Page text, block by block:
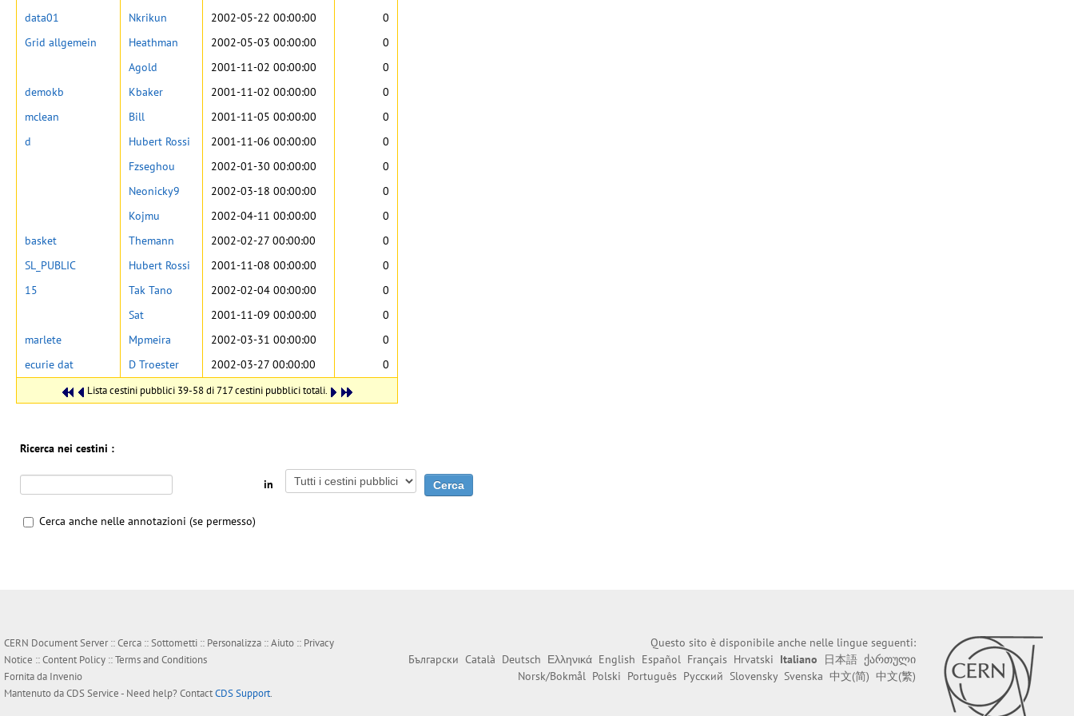
Lista cestini pubblici 39-58 di 717 cestini pubblici totali.
data01
Nkrikun 2002-05-22 00:00:00
0
Grid allgemein
Heathman 2002-05-03 00:00:00
0
Agold
2001-11-02 00:00:00
0
demokb
Kbaker 2001-11-02 00:00:00
0
mclean
Bill 2001-11-05 00:00:00
0
d
Hubert Rossi 2001-11-06 00:00:00
0
Fzseghou
2002-01-30 00:00:00
0
Neonicky9
2002-03-18 00:00:00
0
Kojmu
2002-04-11 00:00:00
0
basket
Themann 2002-02-27 00:00:00
0
SL_PUBLIC
Hubert Rossi 2001-11-08 00:00:00
0
15
Tak Tano 2002-02-04 00:00:00
0
Sat
2001-11-09 00:00:00
0
marlete
Mpmeira 2002-03-31 00:00:00
0
ecurie dat
D Troester 2002-03-27 00:00:00 0
Ricerca nei cestini :
in
Cerca anche nelle annotazioni (se permesso)
CERN Document Server ::Cerca ::Sottometti :: Personalizza ::Aiuto :: Privacy
Notice ::Content Policy ::Terms and Conditions
Fornita da Invenio
Mantenuto daCDS Service- Need help? ContactCDS Support.
Questo sito è disponibile anche nelle lingue seguenti:
Български Català Deutsch Ελληνικά English Español Français Hrvatski Italiano 日本語 ქართული
Norsk/Bokmål Polski Português Русский Slovensky Svenska 中文(简) 中文(繁)